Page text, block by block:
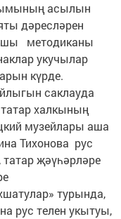
асылын
дәресләрен
методиканы
укучылар
күрде.
саклауда
халкының
музейлары аша
Тихонова рус
җәүһәрләре
турында,
рус телен укытуы,